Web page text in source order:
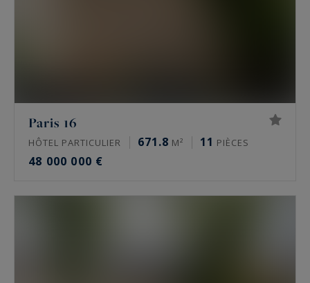
Paris 16
HÔTEL PARTICULIER 671.8 M² 11 PIÈCES
48 000 000 €